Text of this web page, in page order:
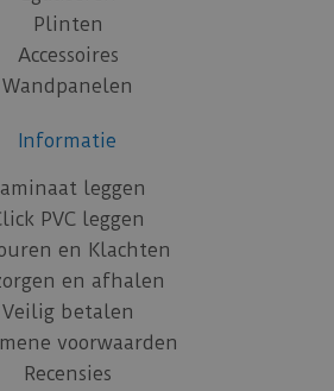
Plinten
Accessoires
Wandpanelen
Informatie
leggen
PVC leggen
en Klachten
en afhalen
Veilig betalen
voorwaarden
Recensies